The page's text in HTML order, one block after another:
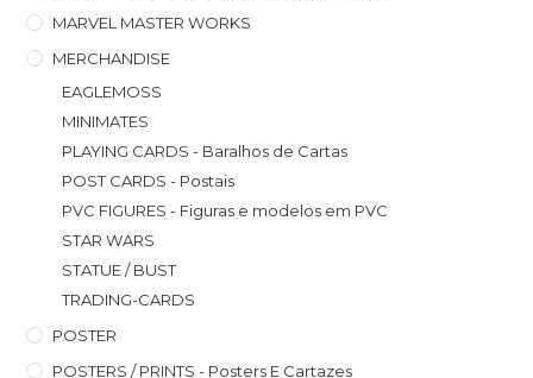
MARVEL MASTER WORKS
MERCHANDISE
EAGLEMOSS
MINIMATES
PLAYING CARDS - Baralhos de Cartas
POST CARDS - Postais
PVC FIGURES - Figuras e modelos em PVC
STAR WARS
STATUE / BUST
TRADING-CARDS
POSTER
POSTERS / PRINTS - Posters E Cartazes